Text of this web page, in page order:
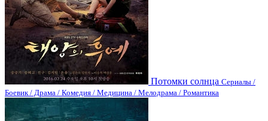
Потомки солнца Сериалы /
Боевик / Драма / Комедия / Медицина / Мелодрама / Романтика